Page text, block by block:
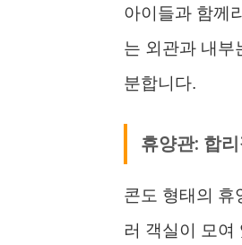
아이들과 함께
는 외관과 내부
분합니다.
휴양관: 합
콘도 형태의 휴
러 객실이 모여